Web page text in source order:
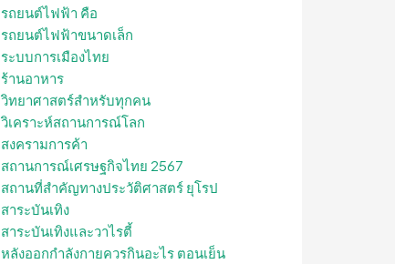
รถยนต์ไฟฟ้า คือ
รถยนต์ไฟฟ้าขนาดเล็ก
ระบบการเมืองไทย
ร้านอาหาร
วิทยาศาสตร์สำหรับทุกคน
วิเคราะห์สถานการณ์โลก
สงครามการค้า
สถานการณ์เศรษฐกิจไทย 2567
สถานที่สําคัญทางประวัติศาสตร์ ยุโรป
สาระบันเทิง
สาระบันเทิงและวาไรตี้
หลังออกกําลังกายควรกินอะไร ตอนเย็น